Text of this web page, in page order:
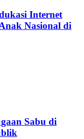
Internet
Nasional di
Sabu di